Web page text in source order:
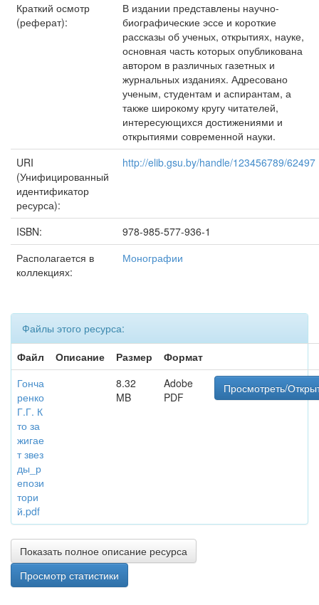
Краткий осмотр
(реферат):
В издании представлены научно-
биографические эссе и короткие
рассказы об ученых, открытиях, науке,
основная часть которых опубликована
автором в различных газетных и
журнальных изданиях. Адресовано
ученым, студентам и аспирантам, а
также широкому кругу читателей,
интересующихся достижениями и
открытиями современной науки.
URI
(Унифицированный
идентификатор
ресурса):
http://elib.gsu.by/handle/123456789/62497
ISBN:
978-985-577-936-1
Располагается в
коллекциях:
Монографии
Файлы этого ресурса:
Файл
Описание Размер
Формат
Гонча
ренко
Г.Г. К
то за
жигае
т звез
ды_р
епози
тори
й.pdf
8.32
MB
Adobe
PDF
Просмотреть/
Показать полное описание ресурса
Просмотр статистики